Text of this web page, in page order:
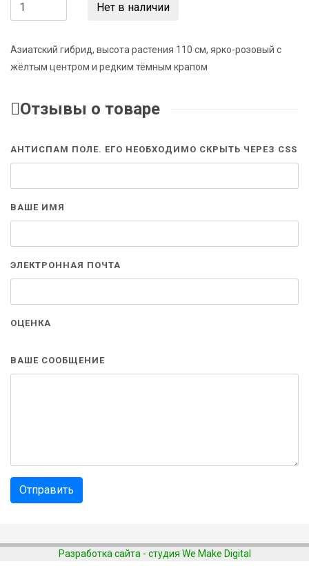
Нет в наличии
Азиатский гибрид, высота растения 110 см, ярко-розовый с
жёлтым центром и редким тёмным крапом
Отзывы о товаре
АНТИСПАМ ПОЛЕ. ЕГО НЕОБХОДИМО СКРЫТЬ ЧЕРЕЗ CSS
ВАШЕ ИМЯ
ЭЛЕКТРОННАЯ ПОЧТА
ОЦЕНКА
ВАШЕ СООБЩЕНИЕ
Разработка сайта - студия We Make Digital